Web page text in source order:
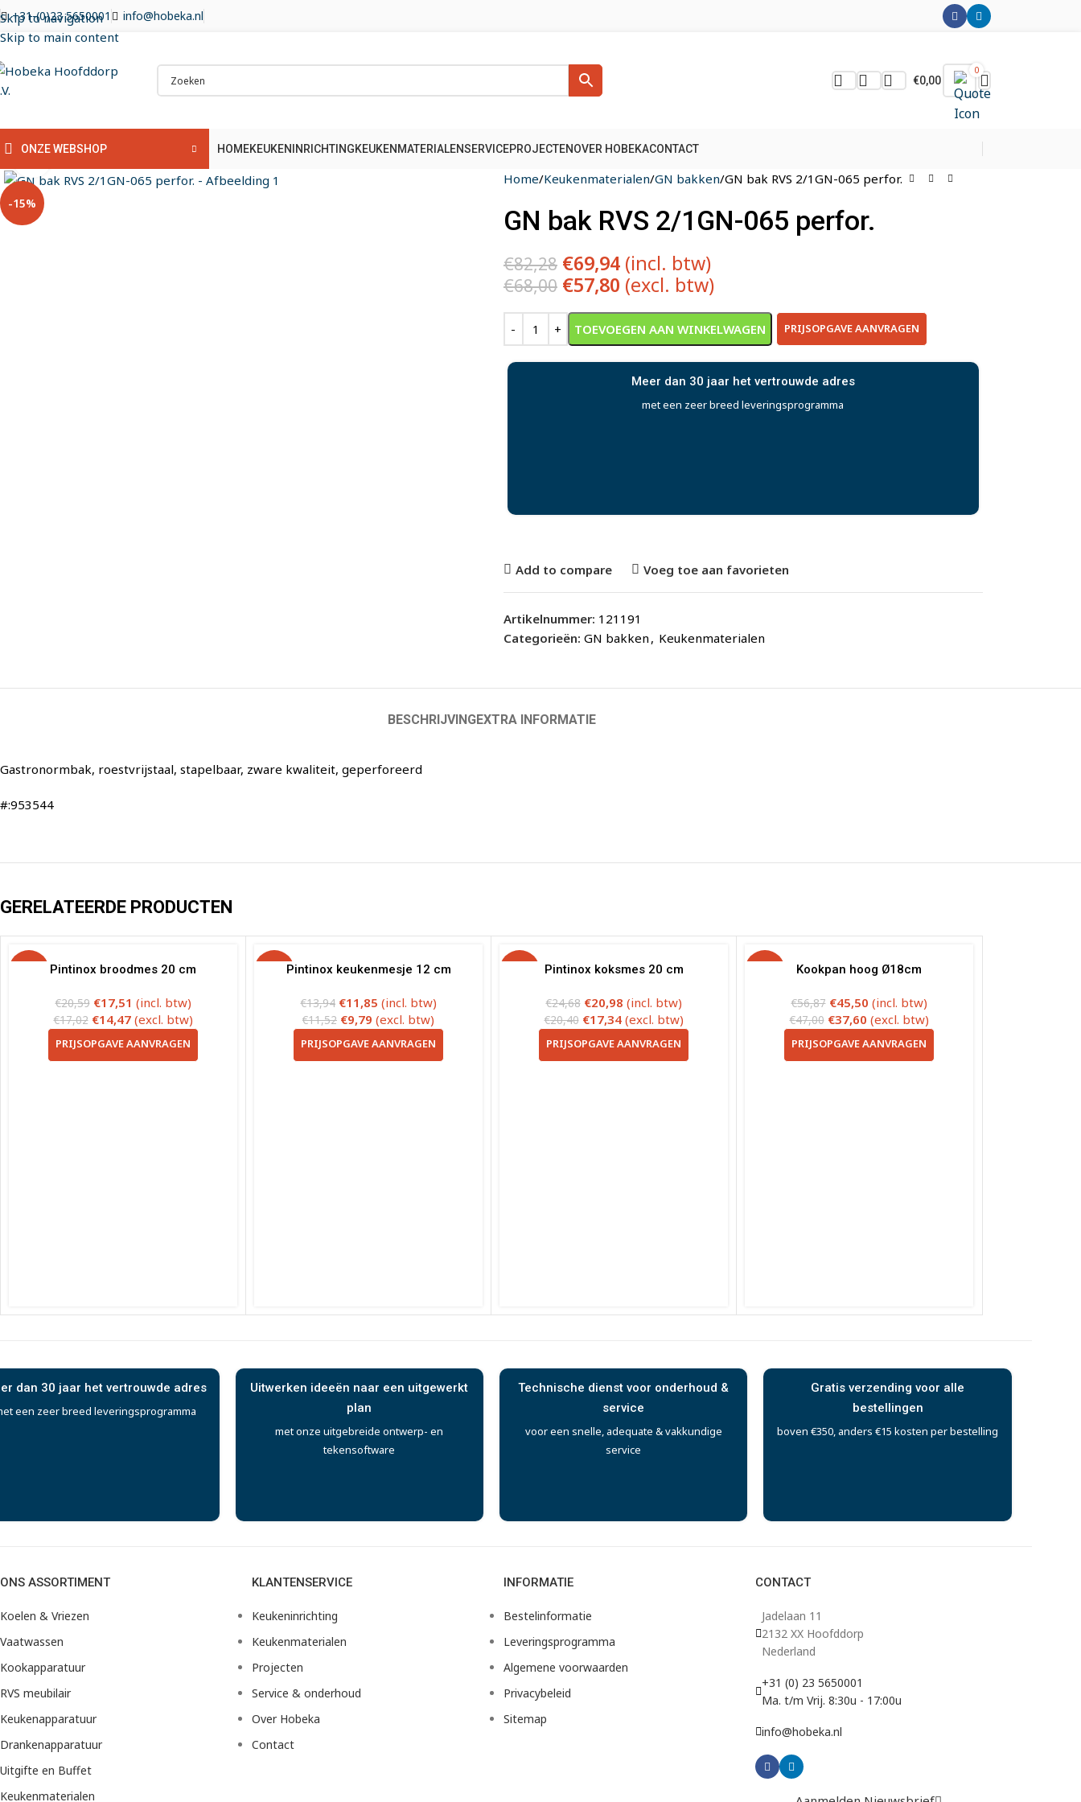
Skip to navigation
Skip to main content
+31-(0)23 5650001 info@hobeka.nl
€0,00
0
ONZE WEBSHOP HOMEKEUKENINRICHTINGKEUKENMATERIALENSERVICEPROJECTENOVER HOBEKACONTACT
-15%
Klik om te vergroten
Home Keukenmaterialen GN bakken GN bak RVS 2/1GN-065 perfor.
GN bak RVS 2/1GN-065 perfor.
€82,28 €69,94 (incl. btw)
€68,00 €57,80 (excl. btw)
TOEVOEGEN AAN WINKELWAGEN PRIJSOPGAVE AANVRAGEN
Alternative:
Meer dan 30 jaar het vertrouwde adres
met een zeer breed leveringsprogramma
Add to compare Voeg toe aan favorieten
Artikelnummer: 121191
Categorieën: GN bakken , Keukenmaterialen
BESCHRIJVINGEXTRA INFORMATIE
Gastronormbak, roestvrijstaal, stapelbaar, zware kwaliteit, geperforeerd
#:953544
GERELATEERDE PRODUCTEN
Pintinox broodmes 20 cm
€20,59 €17,51 (incl. btw)
€17,02 €14,47 (excl. btw)
PRIJSOPGAVE AANVRAGEN
-15%Pintinox keukenmesje 12 cm
€13,94 €11,85 (incl. btw)
€11,52 €9,79 (excl. btw)
PRIJSOPGAVE AANVRAGEN
Pintinox koksmes 20 cm
€24,68 €20,98 (incl. btw)
€20,40 €17,34 (excl. btw)
PRIJSOPGAVE AANVRAGEN
Kookpan hoog Ø18cm
€56,87 €45,50 (incl. btw)
€47,00 €37,60 (excl. btw)
PRIJSOPGAVE AANVRAGEN
dan 30 jaar het vertrouwde adres
een zeer breed leveringsprogramma
Uitwerken ideeën naar een uitgewerkt
plan
met onze uitgebreide ontwerp- en
tekensoftware
Technische dienst voor onderhoud &
service
voor een snelle, adequate & vakkundige
service
Gratis verzending voor alle
bestellingen
boven €350, anders €15 kosten per bestelling
ONS ASSORTIMENT
Koelen & Vriezen
Vaatwassen
Kookapparatuur
RVS meubilair
Keukenapparatuur
Drankenapparatuur
Uitgifte en Buffet
Keukenmaterialen
KLANTENSERVICE
Keukeninrichting
Keukenmaterialen
Projecten
Service & onderhoud
Over Hobeka
Contact
INFORMATIE
Bestelinformatie
Leveringsprogramma
Algemene voorwaarden
Privacybeleid
Sitemap
CONTACT
Jadelaan 11
2132 XX Hoofddorp
Nederland
+31 (0) 23 5650001
Ma. t/m Vrij. 8:30u - 17:00u
info@hobeka.nl